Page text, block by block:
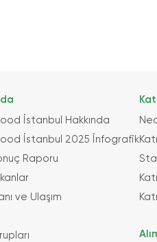
İstanbul Hakkında
İstanbul 2025 İnfografik
Raporu
ve Ulaşım